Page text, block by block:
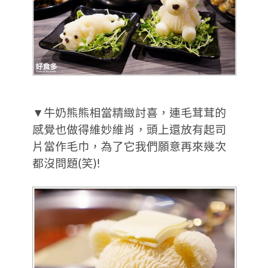
▼牛奶熊熊相當精緻討喜，連毛茸茸的
感覺也做得維妙維肖，頭上還放有起司
片當作毛巾，為了它我們願意再來幾次
都沒問題(笑)!